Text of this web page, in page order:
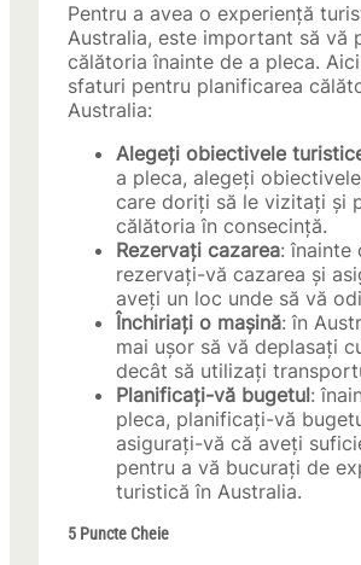
Pentru a avea o experiență
Australia, este important să vă
călătoria înainte de a pleca.
sfaturi pentru planificarea
Australia:
Alegeți obiectivele
a pleca, alegeți
care doriți să le vizitați și
călătoria în consecință.
Rezervați cazarea: înainte
rezervați-vă cazarea și
aveți un loc unde să vă
Închiriați o mașină: în
mai ușor să vă deplasați
decât să utilizați
Planificați-vă bugetul:
pleca, planificați-vă
asigurați-vă că aveți
pentru a vă bucurați de
turistică în Australia.
5 Puncte Cheie